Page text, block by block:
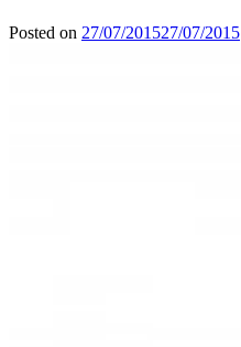
Posted on 27/07/201527/07/2015